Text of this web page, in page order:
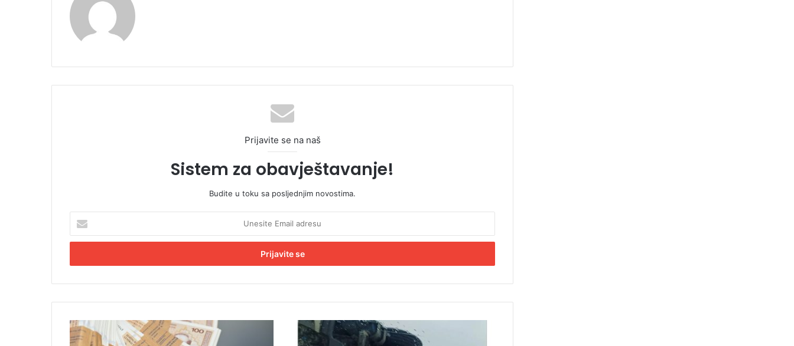
Prijavite se na naš
Sistem za obavještavanje!
Budite u toku sa posljednjim novostima.
e
i
E
a
i
S
r